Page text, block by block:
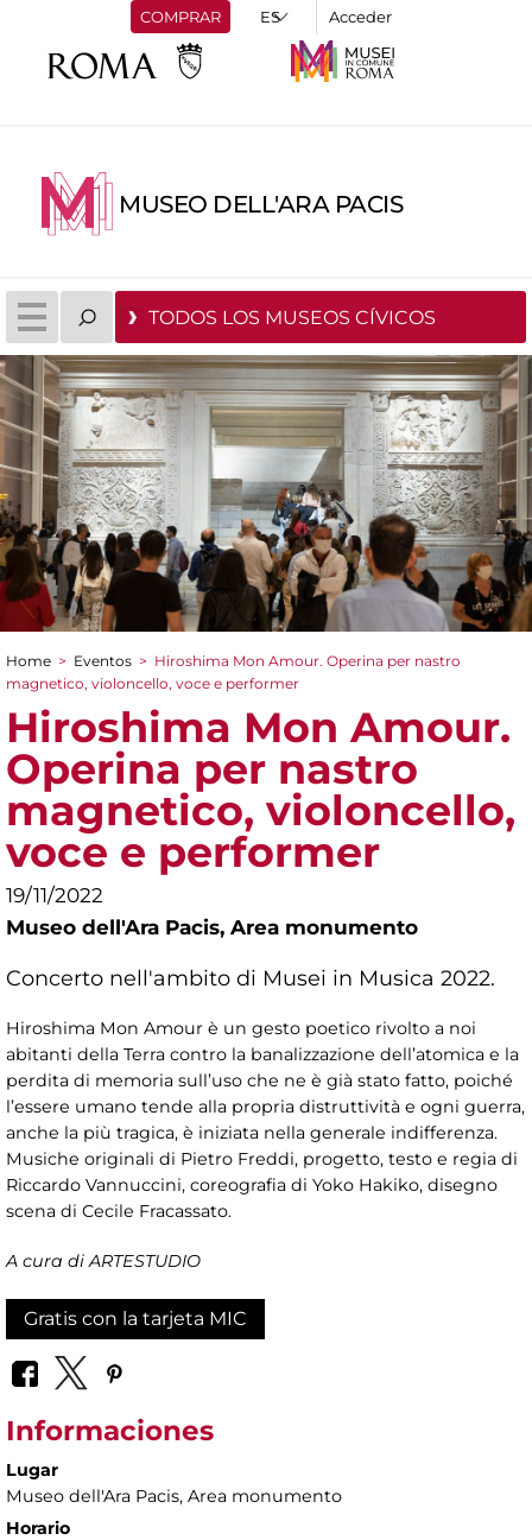
COMPRAR Acceder
MUSEO DELL'ARA PACIS
TODOS LOS MUSEOS CÍVICOS
You are here
Home > Eventos > Hiroshima Mon Amour. Operina per nastro
magnetico, violoncello, voce e performer
Hiroshima Mon Amour.
Operina per nastro
magnetico, violoncello,
voce e performer
19/11/2022
Museo dell'Ara Pacis, Area monumento
Concerto nell'ambito di Musei in Musica 2022.
Hiroshima Mon Amour è un gesto poetico rivolto a noi
abitanti della Terra contro la banalizzazione dell’atomica e la
perdita di memoria sull’uso che ne è già stato fatto, poiché
l’essere umano tende alla propria distruttività e ogni guerra,
anche la più tragica, è iniziata nella generale indifferenza.
Musiche originali di Pietro Freddi, progetto, testo e regia di
Riccardo Vannuccini, coreografia di Yoko Hakiko, disegno
scena di Cecile Fracassato.
A cura di ARTESTUDIO
Gratis con la tarjeta MIC
Informaciones
Lugar
Museo dell'Ara Pacis, Area monumento
Horario